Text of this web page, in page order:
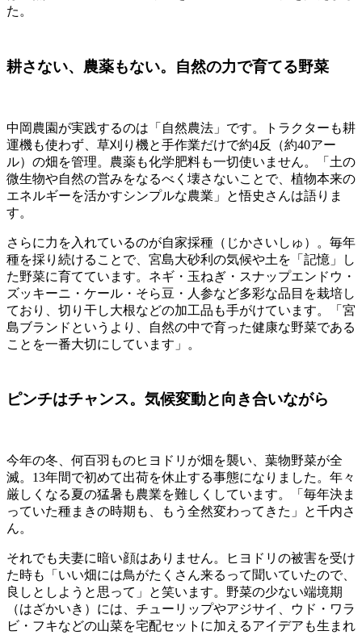
た。
耕さない、農薬もない。自然の力で育てる野菜
中岡農園が実践するのは「自然農法」です。トラクターも耕
運機も使わず、草刈り機と手作業だけで約4反（約40アー
ル）の畑を管理。農薬も化学肥料も一切使いません。「土の
微生物や自然の営みをなるべく壊さないことで、植物本来の
エネルギーを活かすシンプルな農業」と悟史さんは語りま
す。
さらに力を入れているのが自家採種（じかさいしゅ）。毎年
種を採り続けることで、宮島大砂利の気候や土を「記憶」し
た野菜に育てています。ネギ・玉ねぎ・スナップエンドウ・
ズッキーニ・ケール・そら豆・人参など多彩な品目を栽培し
ており、切り干し大根などの加工品も手がけています。「宮
島ブランドというより、自然の中で育った健康な野菜である
ことを一番大切にしています」。
ピンチはチャンス。気候変動と向き合いながら
今年の冬、何百羽ものヒヨドリが畑を襲い、葉物野菜が全
滅。13年間で初めて出荷を休止する事態になりました。年々
厳しくなる夏の猛暑も農業を難しくしています。「毎年決ま
っていた種まきの時期も、もう全然変わってきた」と千内さ
ん。
それでも夫妻に暗い顔はありません。ヒヨドリの被害を受け
た時も「いい畑には鳥がたくさん来るって聞いていたので、
良しとしようと思って」と笑います。野菜の少ない端境期
（はざかいき）には、チューリップやアジサイ、ウド・ワラ
ビ・フキなどの山菜を宅配セットに加えるアイデアも生まれ